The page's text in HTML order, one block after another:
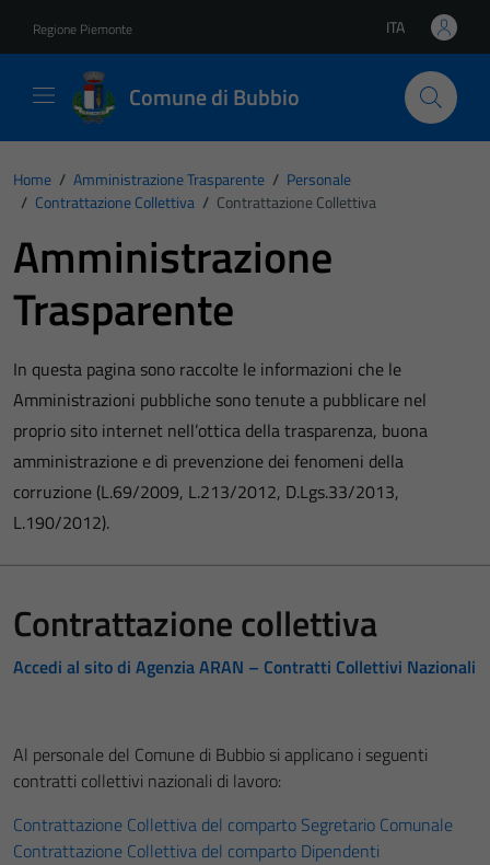
Regione Piemonte Lingua attiva:
ITA
Comune di Bubbio
Home / Amministrazione Trasparente / Personale
/ Contrattazione Collettiva / Contrattazione Collettiva
Amministrazione
Trasparente
In questa pagina sono raccolte le informazioni che le
Amministrazioni pubbliche sono tenute a pubblicare nel
proprio sito internet nell’ottica della trasparenza, buona
amministrazione e di prevenzione dei fenomeni della
corruzione (L.69/2009, L.213/2012, D.Lgs.33/2013,
L.190/2012).
Contrattazione collettiva
Accedi al sito di Agenzia ARAN – Contratti Collettivi Nazionali
Al personale del Comune di Bubbio si applicano i seguenti
contratti collettivi nazionali di lavoro:
Contrattazione Collettiva del comparto Segretario Comunale
Contrattazione Collettiva del comparto Dipendenti